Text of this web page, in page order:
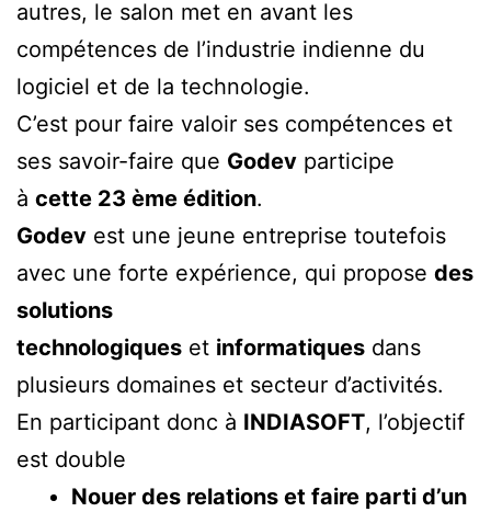
autres, le salon met en avant les
compétences de l’industrie indienne du
logiciel et de la technologie.
C’est pour faire valoir ses compétences et
ses savoir-faire que Godev participe
à cette 23 ème édition.
Godev est une jeune entreprise toutefois
avec une forte expérience, qui propose des
solutions
technologiques et informatiques dans
plusieurs domaines et secteur d’activités.
En participant donc à INDIASOFT, l’objectif
est double
Nouer des relations et faire parti d’un